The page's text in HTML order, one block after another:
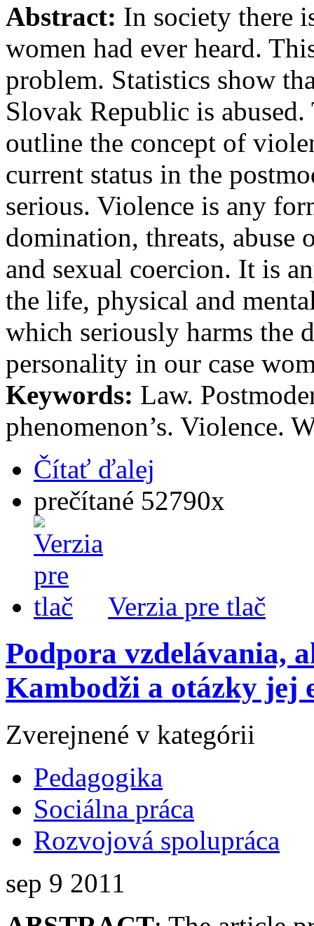
Abstract: In society there
women had ever heard.
problem. Statistics show
Slovak Republic is
outline the concept of
current status in the
serious. Violence is any
domination, threats,
and sexual coercion. It is
the life, physical and
which seriously harms the
personality in our case
Keywords: Law.
phenomenon’s. Violence.
Čítať ďalej
prečítané 52790x
Verzia pre tlač
Podpora vzdelávania,
Kambodži a otázky jej
Zverejnené v kategórii
Pedagogika
Sociálna práca
Rozvojová spolupráca
sep 9 2011